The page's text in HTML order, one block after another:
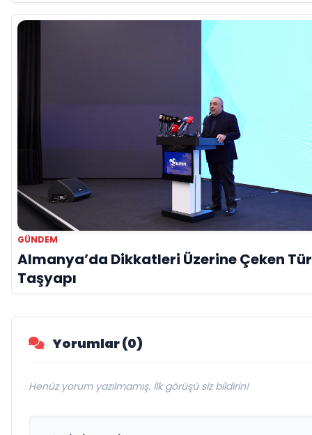
GÜNDEM
Almanya’da Dikkatleri Üzerine Çeken
Taşyapı
Yorumlar (0)
Henüz yorum yazılmamış. İlk görüşü siz bildirin!